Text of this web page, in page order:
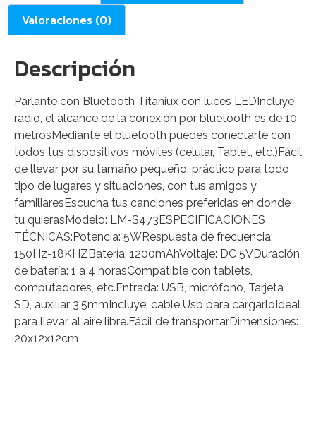
Valoraciones (0)
Descripción
Parlante con Bluetooth Titaniux con luces LEDIncluye
radio, el alcance de la conexión por bluetooth es de 10
metrosMediante el bluetooth puedes conectarte con
todos tus dispositivos móviles (celular, Tablet, etc.)Fácil
de llevar por su tamaño pequeño, práctico para todo
tipo de lugares y situaciones, con tus amigos y
familiaresEscucha tus canciones preferidas en donde
tu quierasModelo: LM-S473ESPECIFICACIONES
TÉCNICAS:Potencia: 5WRespuesta de frecuencia:
150Hz-18KHZBatería: 1200mAhVoltaje: DC 5VDuración
de batería: 1 a 4 horasCompatible con tablets,
computadores, etc.Entrada: USB, micrófono, Tarjeta
SD, auxiliar 3.5mmIncluye: cable Usb para cargarloIdeal
para llevar al aire libre.Fácil de transportarDimensiones:
20x12x12cm